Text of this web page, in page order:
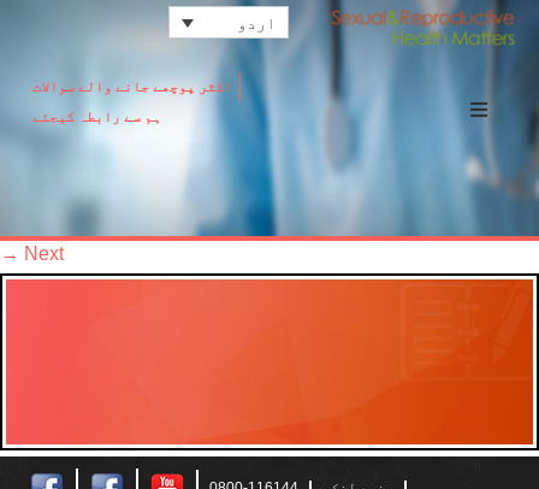
اردو
اکثر پوچھے جانے والے سوالات
ہم سے رابطہ کیجئے
Next
→